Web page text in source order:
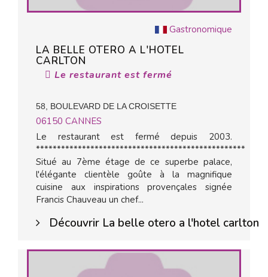
Gastronomique
LA BELLE OTERO A L'HOTEL
CARLTON
Le restaurant est fermé
58, BOULEVARD DE LA CROISETTE
06150 CANNES
Le restaurant est fermé depuis 2003.
**************************************************
Situé au 7ème étage de ce superbe palace,
l'élégante clientèle goûte à la magnifique
cuisine aux inspirations provençales signée
Francis Chauveau un chef...
Découvrir La belle otero a l'hotel carlton